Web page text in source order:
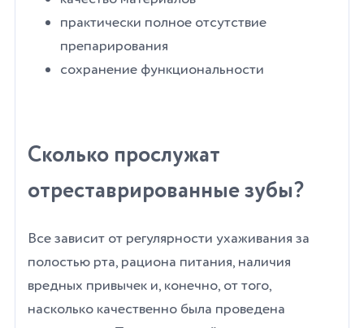
практически полное отсутствие
препарирования
сохранение функциональности
Сколько прослужат
отреставрированные зубы?
Все зависит от регулярности ухаживания за
полостью рта, рациона питания, наличия
вредных привычек и, конечно, от того,
насколько качественно была проведена